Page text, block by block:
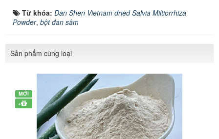
Từ khóa: Dan Shen Vietnam dried Salvia Miltiorrhiza
Powder, bột đan sâm
Sản phẩm cùng loại
MỚI
+